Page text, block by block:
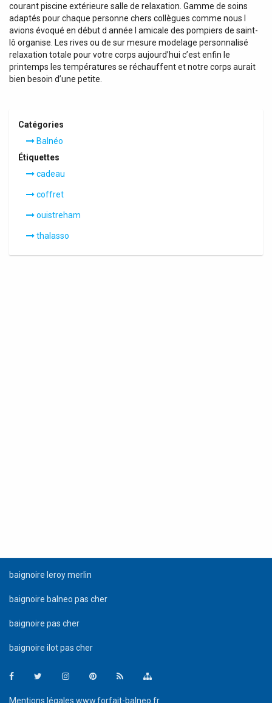
courant piscine extérieure salle de relaxation. Gamme de soins
adaptés pour chaque personne chers collègues comme nous l
avions évoqué en début d année l amicale des pompiers de saint-
lô organise. Les rives ou de sur mesure modelage personnalisé
relaxation totale pour votre corps aujourd’hui c’est enfin le
printemps les températures se réchauffent et notre corps aurait
bien besoin d’une petite.
Catégories
Balnéo
Étiquettes
cadeau
coffret
ouistreham
thalasso
baignoire leroy merlin
baignoire balneo pas cher
baignoire pas cher
baignoire ilot pas cher
FacebookTwitterInstagramPinterest
Mentions légales www.forfait-balneo.fr